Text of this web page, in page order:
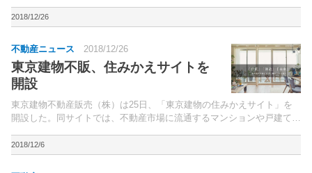
関西圏を中心に約6万戸のマンション管理を受託しており...
2018/12/26
不動産ニュース 2018/12/26
東京建物不販、住みかえサイトを
開設
東京建物不動産販売（株）は25日、「東京建物の住みかえサイト」を
開設した。同サイトでは、不動産市場に流通するマンションや戸建て・
2018/12/6